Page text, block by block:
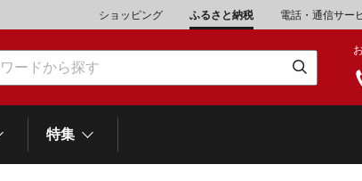
ショッピング ふるさと納税 電話・通信サー
特集